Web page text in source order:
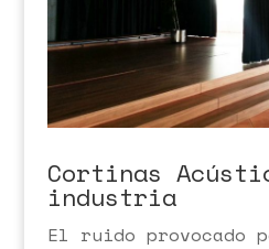
Cortinas
industria
El ruido provocado